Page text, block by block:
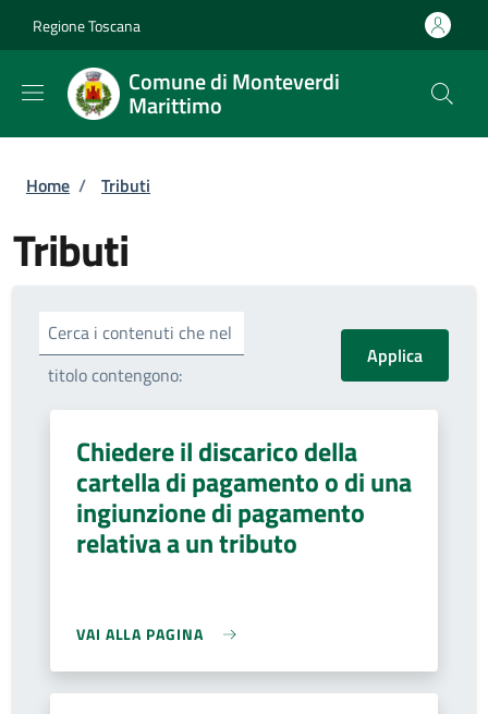
Regione Toscana
Comune di Monteverdi
Marittimo
Briciole di pane
Home / Tributi
Tributi
Cerca i contenuti che nel
titolo contengono:
Chiedere il discarico della
cartella di pagamento o di una
ingiunzione di pagamento
relativa a un tributo
VAI ALLA PAGINA